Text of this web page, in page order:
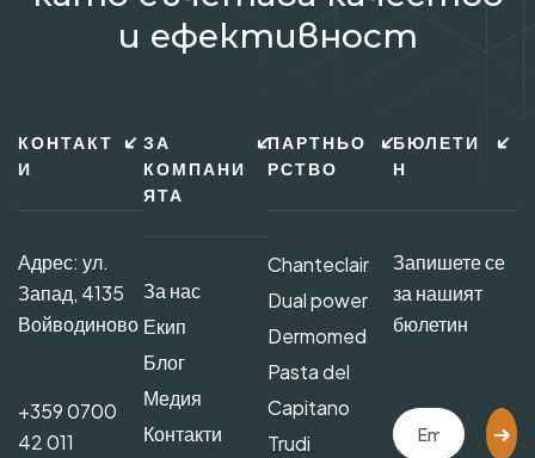
и ефективност
КОНТАКТ
И
Адрес: ул.
Запад, 4135
Войводиново
+359 0700
42 011
ЗА
КОМПАНИ
ЯТА
За нас
Екип
Блог
Медия
Контакти
ПАРТНЬО
РСТВО
Chanteclair
Dual power
Dermomed
Pasta del
Capitano
Trudi
БЮЛЕТИ
Н
Запишете се
за нашият
бюлетин